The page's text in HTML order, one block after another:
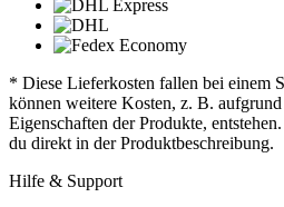
* Diese Lieferkosten fallen bei einem
können weitere Kosten, z. B.
Eigenschaften der Produkte,
du direkt in der Produktbeschreibung.
Hilfe & Support